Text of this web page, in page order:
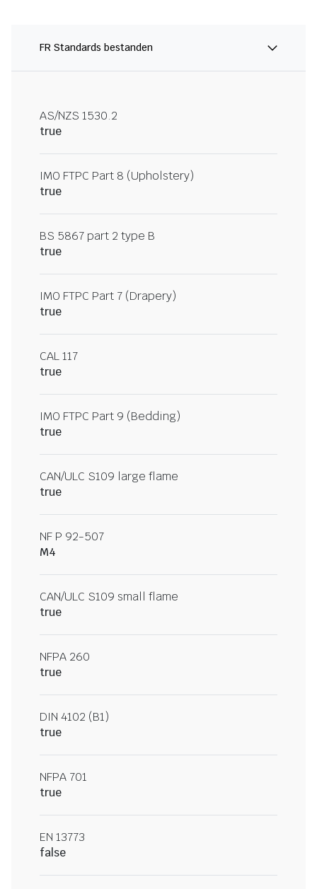
FR Standards bestanden
AS/NZS 1530.2
true
IMO FTPC Part 8 (Upholstery)
true
BS 5867 part 2 type B
true
IMO FTPC Part 7 (Drapery)
true
CAL 117
true
IMO FTPC Part 9 (Bedding)
true
CAN/ULC S109 large flame
true
NF P 92-507
M4
CAN/ULC S109 small flame
true
NFPA 260
true
DIN 4102 (B1)
true
NFPA 701
true
EN 13773
false